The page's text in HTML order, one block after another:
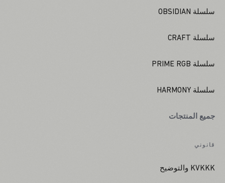
سلسلة OBSIDIAN
سلسلة CRAFT
سلسلة PRIME RGB
سلسلة HARMONY
جميع المنتجات
قانوني
KVKKK والتوضيح